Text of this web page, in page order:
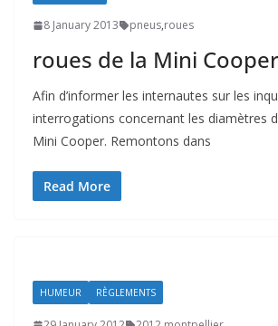
8 January 2013 pneus,roues
roues de la Mini
Afin d’informer les internautes sur les
interrogations concernant les diamètres
Mini Cooper. Remontons dans
Read More
HUMEUR RÈGLEMENTS